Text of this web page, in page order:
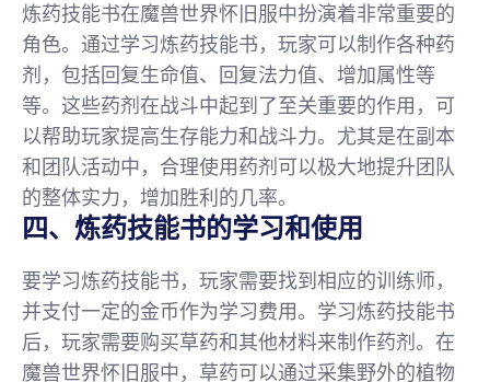
炼药技能书在魔兽世界怀旧服中扮演着非常重要的
角色。通过学习炼药技能书，玩家可以制作各种药
剂，包括回复生命值、回复法力值、增加属性等
等。这些药剂在战斗中起到了至关重要的作用，可
以帮助玩家提高生存能力和战斗力。尤其是在副本
和团队活动中，合理使用药剂可以极大地提升团队
的整体实力，增加胜利的几率。
四、炼药技能书的学习和使用
要学习炼药技能书，玩家需要找到相应的训练师，
并支付一定的金币作为学习费用。学习炼药技能书
后，玩家需要购买草药和其他材料来制作药剂。在
魔兽世界怀旧服中，草药可以通过采集野外的植物